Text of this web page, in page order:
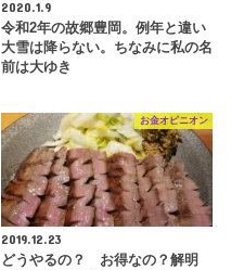
2020.1.9
令和2年の故郷豊岡。例年と違い
大雪は降らない。ちなみに私の名
前は大ゆき
お金オピニオン
2019.12.23
どうやるの？ お得なの？解明